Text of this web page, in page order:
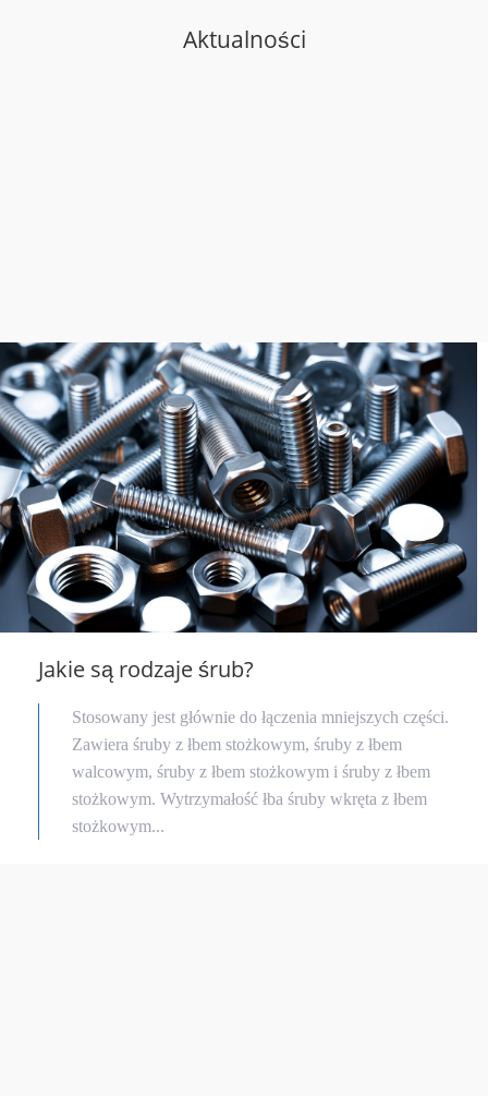
Aktualności
Jakie są rodzaje śrub?
Stosowany jest głównie do łączenia mniejszych części.
Zawiera śruby z łbem stożkowym, śruby z łbem
walcowym, śruby z łbem stożkowym i śruby z łbem
stożkowym. Wytrzymałość łba śruby wkręta z łbem
stożkowym...